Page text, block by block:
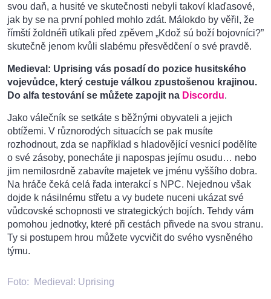
svou daň, a husité ve skutečnosti nebyli takoví klaďasové,
jak by se na první pohled mohlo zdát. Málokdo by věřil, že
římští žoldnéři utíkali před zpěvem „Kdož sú boží bojovníci?”
skutečně jenom kvůli slabému přesvědčení o své pravdě.
Medieval: Uprising vás posadí do pozice husitského
vojevůdce, který cestuje válkou zpustošenou krajinou.
Do alfa testování se můžete zapojit na Discordu.
Jako válečník se setkáte s běžnými obyvateli a jejich
obtížemi. V různorodých situacích se pak musíte
rozhodnout, zda se například s hladovějící vesnicí podělíte
o své zásoby, ponecháte ji napospas jejímu osudu… nebo
jim nemilosrdně zabavíte majetek ve jménu vyššího dobra.
Na hráče čeká celá řada interakcí s NPC. Nejednou však
dojde k násilnému střetu a vy budete nuceni ukázat své
vůdcovské schopnosti ve strategických bojích. Tehdy vám
pomohou jednotky, které při cestách přivede na svou stranu.
Ty si postupem hrou můžete vycvičit do svého vysněného
týmu.
Foto: Medieval: Uprising